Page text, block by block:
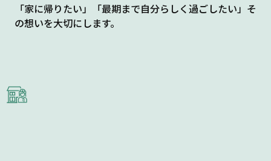
「家に帰りたい」「最期まで自分らしく過ごしたい」そ
の想いを大切にします。